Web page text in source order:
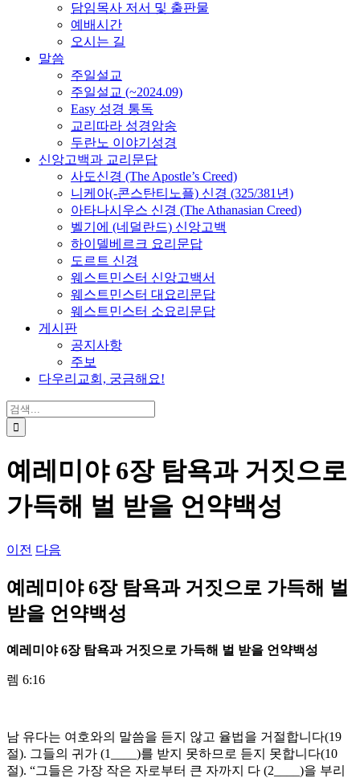
담임목사 저서 및 출판물
예배시간
오시는 길
말씀
주일설교
주일설교 (~2024.09)
Easy 성경 통독
교리따라 성경암송
두란노 이야기성경
신앙고백과 교리문답
사도신경 (The Apostle’s Creed)
니케아(-콘스탄티노플) 신경 (325/381년)
아타나시우스 신경 (The Athanasian Creed)
벨기에 (네덜란드) 신앙고백
하이델베르크 요리문답
도르트 신경
웨스트민스터 신앙고백서
웨스트민스터 대요리문답
웨스트민스터 소요리문답
게시판
공지사항
주보
다우리교회, 궁금해요!
검
색
...
예레미야 6장 탐욕과 거짓으로
가득해 벌 받을 언약백성
이전 다음
예레미야 6장 탐욕과 거짓으로 가득해 벌
받을 언약백성
예레미야6장 탐욕과 거짓으로 가득해 벌 받을 언약백성
렘 6:16
남 유다는 여호와의 말씀을 듣지 않고 율법을 거절합니다(19
절). 그들의 귀가 (1____)를 받지 못하므로 듣지 못합니다(10
절). “그들은 가장 작은 자로부터 큰 자까지 다 (2____)을 부리